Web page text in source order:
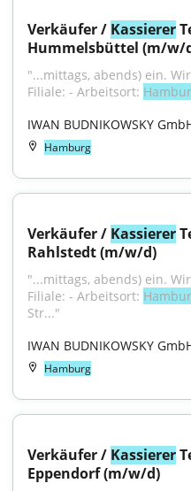
Verkäufer / Kassierer
Hummelsbüttel (m/w/
"...mittags, abends) ein.
Filiale: - Arbeitsort:
IWAN BUDNIKOWSKY
Hamburg
Verkäufer / Kassierer
Rahlstedt (m/w/d)
"...mittags, abends) ein.
Filiale: - Arbeitsort:
Str..."
IWAN BUDNIKOWSKY
Hamburg
Verkäufer / Kassierer
Eppendorf (m/w/d)